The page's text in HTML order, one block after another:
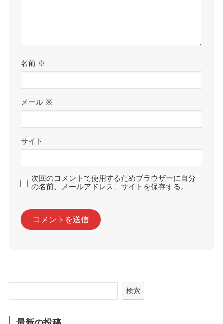
名前 ※
メール ※
サイト
次回のコメントで使用するためブラウザーに自分
の名前、メールアドレス、サイトを保存する。
検索